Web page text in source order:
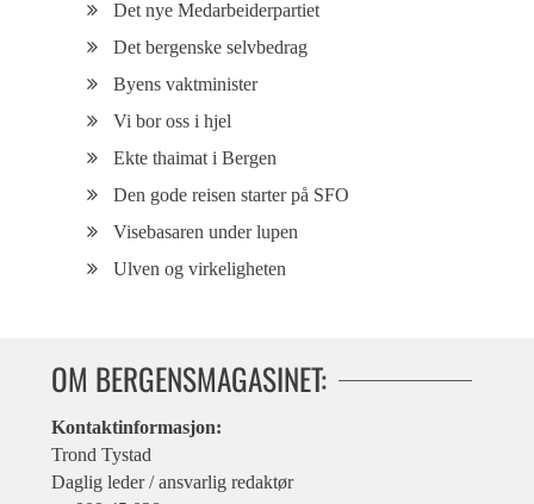
Det nye Medarbeiderpartiet
Det bergenske selvbedrag
Byens vaktminister
Vi bor oss i hjel
Ekte thaimat i Bergen
Den gode reisen starter på SFO
Visebasaren under lupen
Ulven og virkeligheten
OM BERGENSMAGASINET:
Kontaktinformasjon:
Trond Tystad
Daglig leder / ansvarlig redaktør